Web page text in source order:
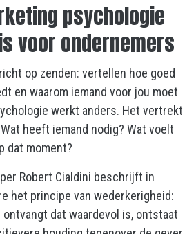
psychologie
voor ondernemers
op zenden: vertellen hoe goed
en waarom iemand voor jou moet
werkt anders. Het vertrekt
heeft iemand nodig? Wat voelt
dat moment?
Robert Cialdini beschrijft in
het principe van wederkerigheid:
dat waardevol is, ontstaat